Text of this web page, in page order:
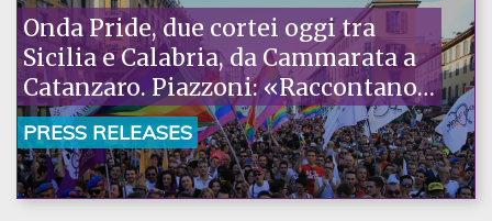
Onda Pride, due cortei oggi tra
Sicilia e Calabria, da Cammarata a
Catanzaro. Piazzoni: «Raccontano
la nostra ostinazione»
PRESS RELEASES